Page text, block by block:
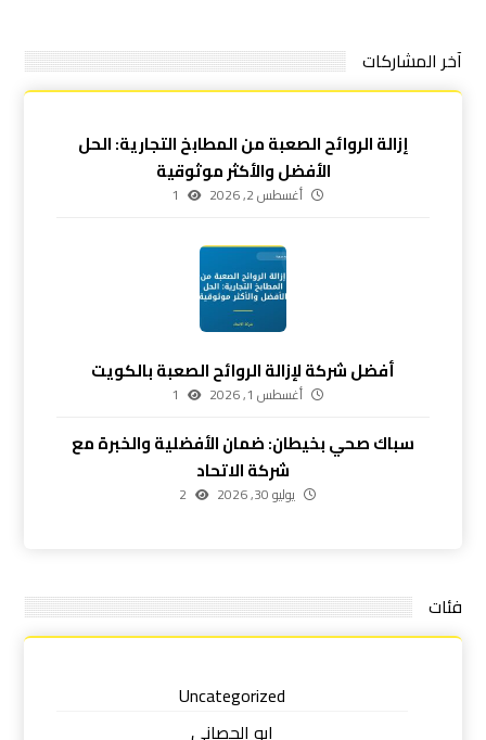
آخر المشاركات
إزالة الروائح الصعبة من المطابخ التجارية: الحل
الأفضل والأكثر موثوقية
أغسطس 2, 2026 1
أفضل شركة لإزالة الروائح الصعبة بالكويت
أغسطس 1, 2026 1
سباك صحي بخيطان: ضمان الأفضلية والخبرة مع
شركة الاتحاد
يوليو 30, 2026 2
فئات
Uncategorized
ابو الحصاني